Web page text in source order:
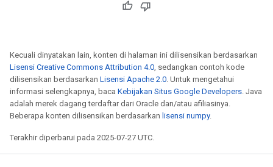
Kecuali dinyatakan lain, konten di halaman ini dilisensikan berdasarkan
Lisensi Creative Commons Attribution 4.0, sedangkan contoh kode
dilisensikan berdasarkan Lisensi Apache 2.0. Untuk mengetahui
informasi selengkapnya, baca Kebijakan Situs Google Developers. Java
adalah merek dagang terdaftar dari Oracle dan/atau afiliasinya.
Beberapa konten dilisensikan berdasarkan lisensi numpy.
Terakhir diperbarui pada 2025-07-27 UTC.